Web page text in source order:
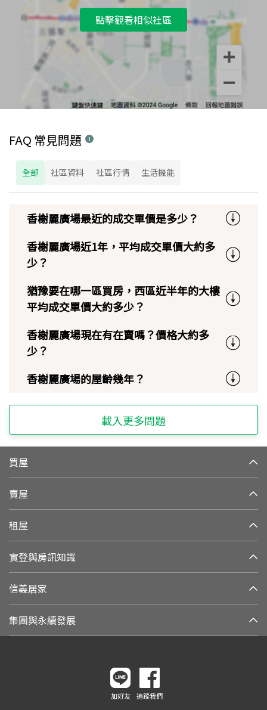
點擊觀看相似社區
FAQ 常見問題
全部 社區資料 社區行情 生活機能
香榭麗廣場最近的成交單價是多少？
香榭麗廣場近1年，平均成交單價大約多
少？
猶豫要在哪一區買房，西區近半年的大樓
平均成交單價大約多少？
香榭麗廣場現在有在賣嗎？價格大約多
少？
香榭麗廣場的屋齡幾年？
載入更多問題
買屋
賣屋
租屋
實登與房訊知識
信義居家
集團與永續發展
加好友 追蹤我們